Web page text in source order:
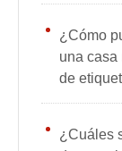
¿Cómo
una casa
de
¿Cuáles